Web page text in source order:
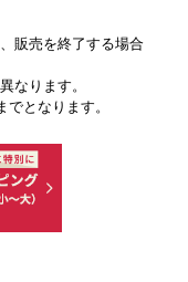
販売を終了する場合
なります。
となります。